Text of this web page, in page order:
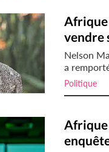
Afrique
vendre
Nelson
a
Politique
Afrique